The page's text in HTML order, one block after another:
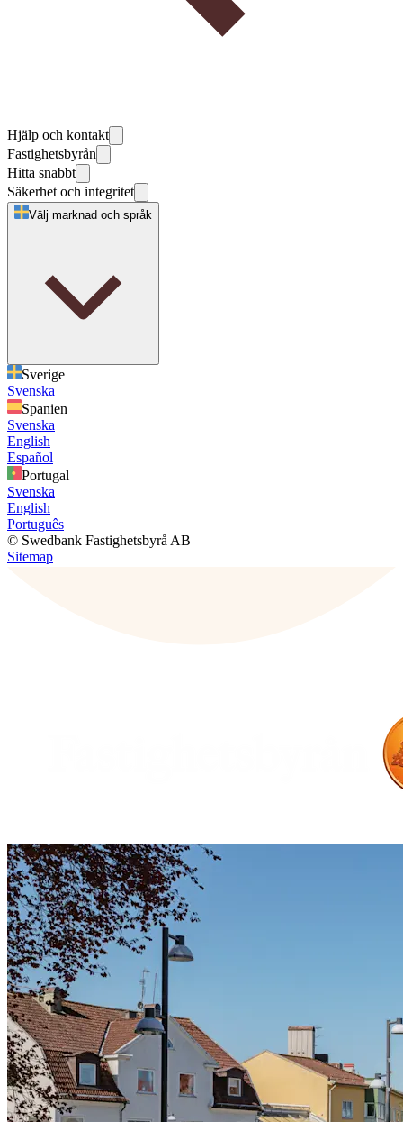
Hjälp och kontakt
Fastighetsbyrån
Hitta snabbt
Säkerhet och integritet
Välj marknad och språk
Sverige
Svenska
Spanien
Svenska
English
Español
Portugal
Svenska
English
Português
© Swedbank Fastighetsbyrå AB
Sitemap